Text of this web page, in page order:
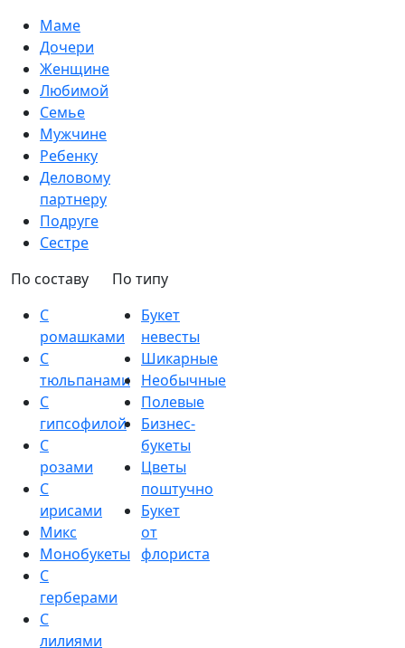
Маме
Дочери
Женщине
Любимой
Семье
Мужчине
Ребенку
Деловому
партнеру
Подруге
Сестре
По составу
С
ромашками
С
тюльпанами
С
гипсофилой
С
розами
С
ирисами
Микс
Монобукеты
С
герберами
С
лилиями
По типу
Букет
невесты
Шикарные
Необычные
Полевые
Бизнес-
букеты
Цветы
поштучно
Букет
от
флориста